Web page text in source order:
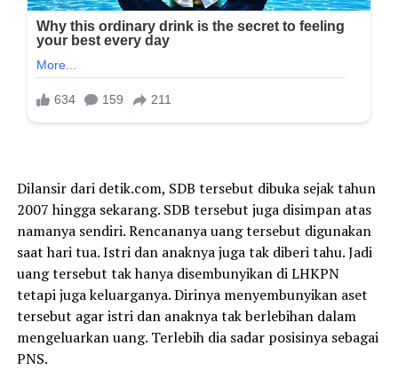
Dilansir dari detik.com, SDB tersebut dibuka sejak tahun
2007 hingga sekarang. SDB tersebut juga disimpan atas
namanya sendiri. Rencananya uang tersebut digunakan
saat hari tua. Istri dan anaknya juga tak diberi tahu. Jadi
uang tersebut tak hanya disembunyikan di LHKPN
tetapi juga keluarganya. Dirinya menyembunyikan aset
tersebut agar istri dan anaknya tak berlebihan dalam
mengeluarkan uang. Terlebih dia sadar posisinya sebagai
PNS.